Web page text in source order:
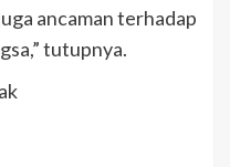
ancaman terhadap
tutupnya.